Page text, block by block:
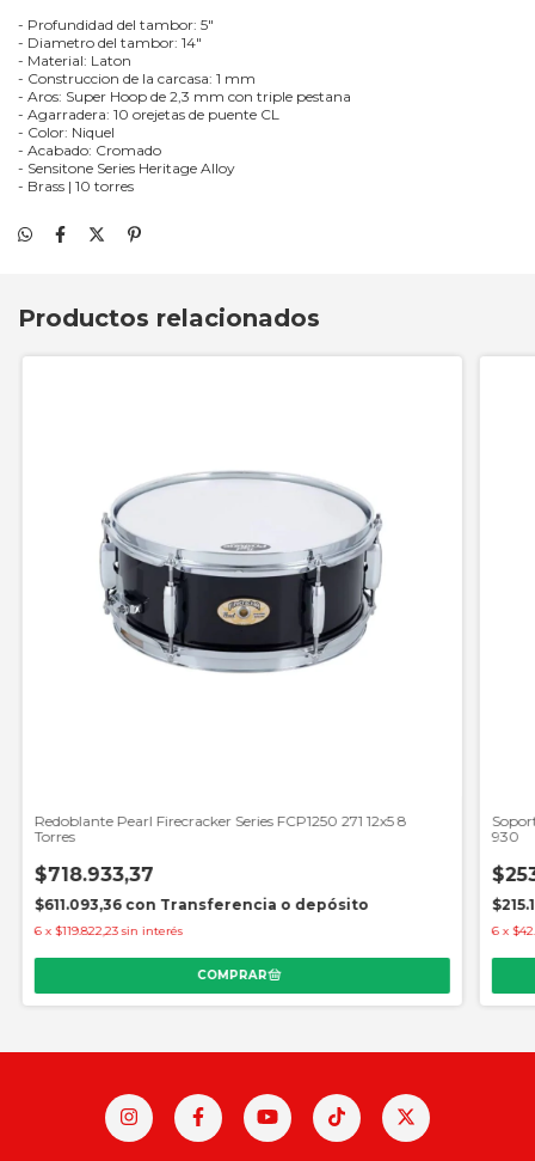
- Profundidad del tambor: 5"
- Diametro del tambor: 14"
- Material: Laton
- Construccion de la carcasa: 1 mm
- Aros: Super Hoop de 2,3 mm con triple pestana
- Agarradera: 10 orejetas de puente CL
- Color: Niquel
- Acabado: Cromado
- Sensitone Series Heritage Alloy
- Brass | 10 torres
Productos relacionados
Redoblante Pearl Firecracker Series FCP1250 271 12x5 8
Torres
$718.933,37
$611.093,36 con Transferencia o depósito
6 x $119.822,23 sin interés
930
6 x